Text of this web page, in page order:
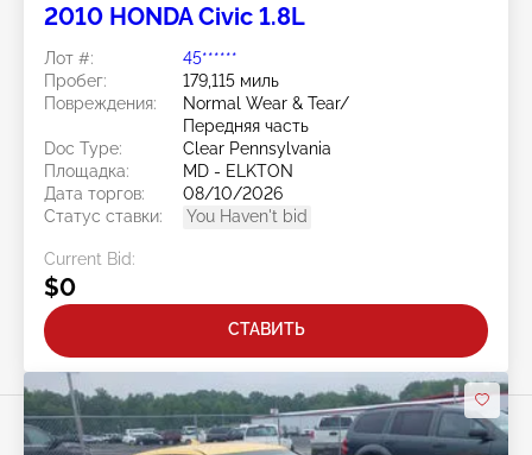
2010 HONDA Civic 1.8L
Лот #:
45******
Пробег:
179,115 миль
Повреждения:
Normal Wear & Tear/
Передняя часть
Doc Type:
Clear Pennsylvania
Площадка:
MD - ELKTON
Дата торгов:
08/10/2026
Статус ставки:
You Haven't bid
Current Bid:
$0
СТАВИТЬ